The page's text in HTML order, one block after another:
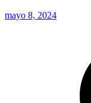
mayo 8, 2024